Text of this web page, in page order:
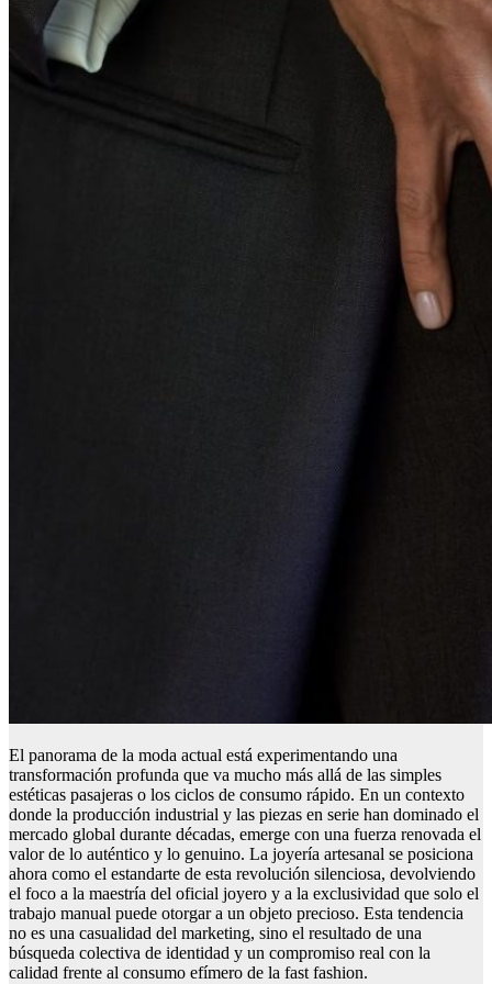
El panorama de la moda actual está experimentando una
transformación profunda que va mucho más allá de las simples
estéticas pasajeras o los ciclos de consumo rápido. En un contexto
donde la producción industrial y las piezas en serie han dominado el
mercado global durante décadas, emerge con una fuerza renovada el
valor de lo auténtico y lo genuino. La joyería artesanal se posiciona
ahora como el estandarte de esta revolución silenciosa, devolviendo
el foco a la maestría del oficial joyero y a la exclusividad que solo el
trabajo manual puede otorgar a un objeto precioso. Esta tendencia
no es una casualidad del marketing, sino el resultado de una
búsqueda colectiva de identidad y un compromiso real con la
calidad frente al consumo efímero de la fast fashion.